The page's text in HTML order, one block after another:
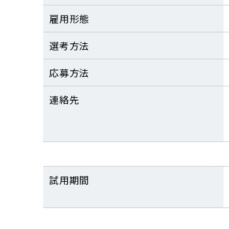
雇用形態
選考方法
応募方法
連絡先
試用期間